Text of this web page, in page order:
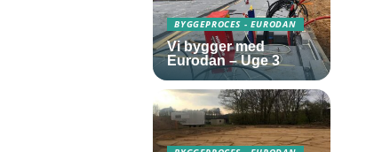
BYGGEPROCES - EURODAN
Vi bygger med
Eurodan – Uge 3